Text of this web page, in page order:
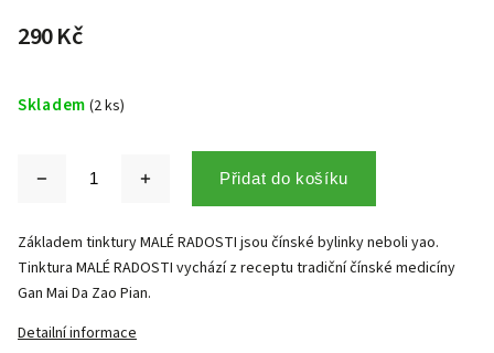
290 Kč
Skladem (2 ks)
Přidat do košíku
Základem tinktury MALÉ RADOSTI jsou čínské bylinky neboli yao.
Tinktura MALÉ RADOSTI vychází z receptu tradiční čínské medicíny
Gan Mai Da Zao Pian.
Detailní informace